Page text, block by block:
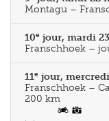
11 jour,
Franschhoek –
200 km
12ejour, jeudi 25
Le Cap – Genève